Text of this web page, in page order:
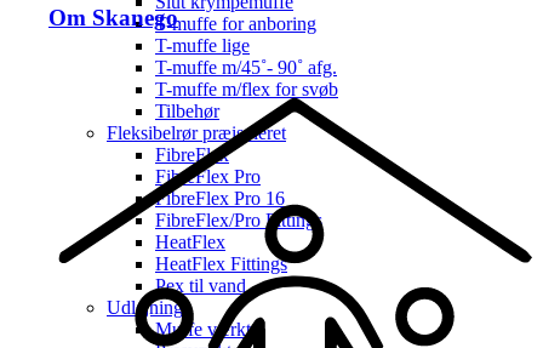
Om SkanegoT-muffe for anboring
T-muffe lige
T-muffe m/45˚- 90˚ afg.
T-muffe m/flex for svøb
Tilbehør
Fleksibelrør præisoleret
FibreFlex
FibreFlex Pro
FibreFlex Pro 16
FibreFlex/Pro Fittings
HeatFlex
HeatFlex Fittings
Pex til vand
Udlejning
Muffe værktøj